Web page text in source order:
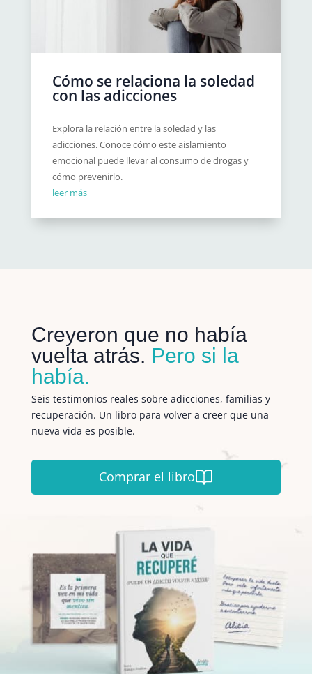
Cómo se relaciona la soledad
con las adicciones
Explora la relación entre la soledad y las
adicciones. Conoce cómo este aislamiento
emocional puede llevar al consumo de drogas y
cómo prevenirlo.
leer más
Creyeron que no había
vuelta atrás. Pero si la
había.
Seis testimonios reales sobre adicciones, familias y
recuperación. Un libro para volver a creer que una
nueva vida es posible.
Comprar el libro